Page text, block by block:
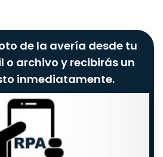
de la avería desde tu
o archivo y recibirás un
inmediatamente.